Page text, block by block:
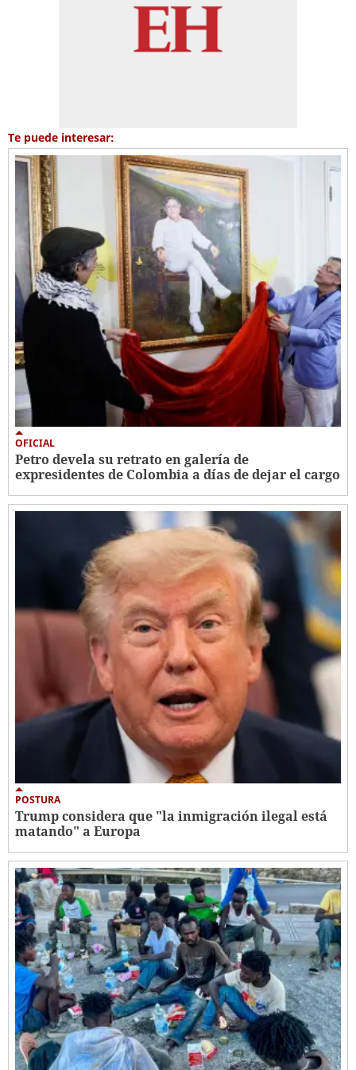
Te puede interesar:
OFICIAL
Petro devela su retrato en galería de
expresidentes de Colombia a días de dejar el cargo
POSTURA
Trump considera que "la inmigración ilegal está
matando" a Europa